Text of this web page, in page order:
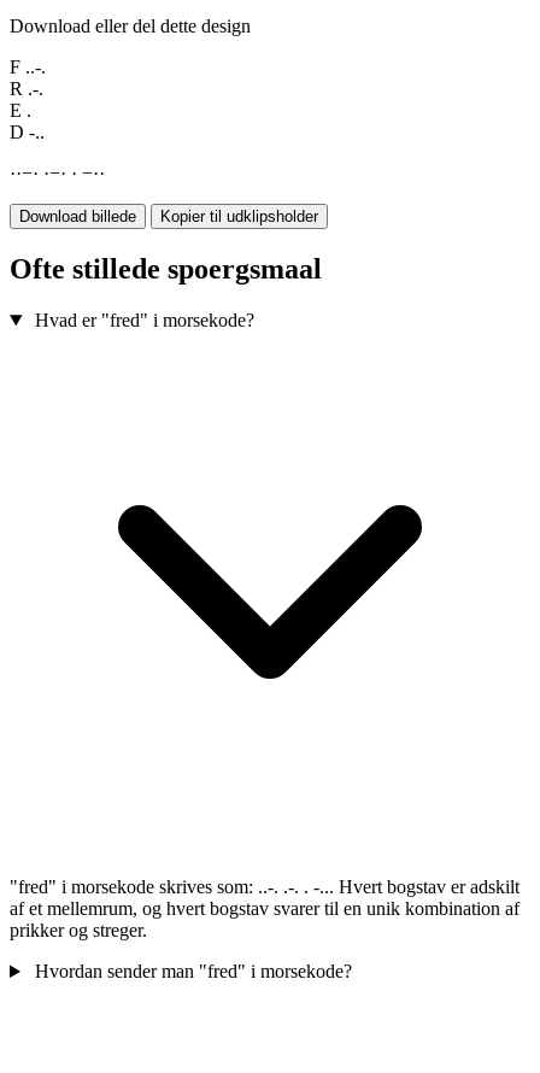
Download eller del dette design
F ..-.
R .-.
E .
D -..
··−· ·−· · −··
Download billede Kopier til udklipsholder
Ofte stillede spoergsmaal
Hvad er "fred" i morsekode?
"fred" i morsekode skrives som: ..-. .-. . -... Hvert bogstav er adskilt
af et mellemrum, og hvert bogstav svarer til en unik kombination af
prikker og streger.
Hvordan sender man "fred" i morsekode?